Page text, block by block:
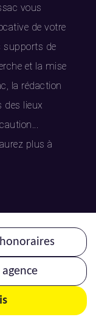
vous
de votre
supports de
et la mise
la rédaction
des lieux
plus à